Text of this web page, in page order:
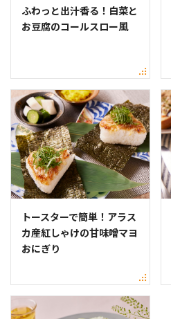
ふわっと出汁香る！白菜と
お豆腐のコールスロー風
トースターで簡単！アラス
カ産紅しゃけの甘味噌マヨ
おにぎり